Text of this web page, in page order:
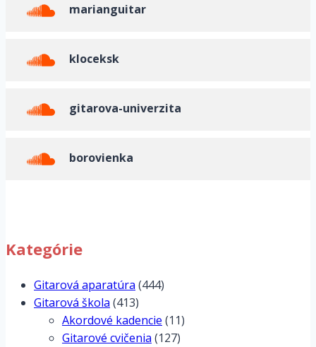
marianguitar
kloceksk
gitarova-univerzita
borovienka
Kategórie
Gitarová aparatúra (444)
Gitarová škola (413)
Akordové kadencie (11)
Gitarové cvičenia (127)